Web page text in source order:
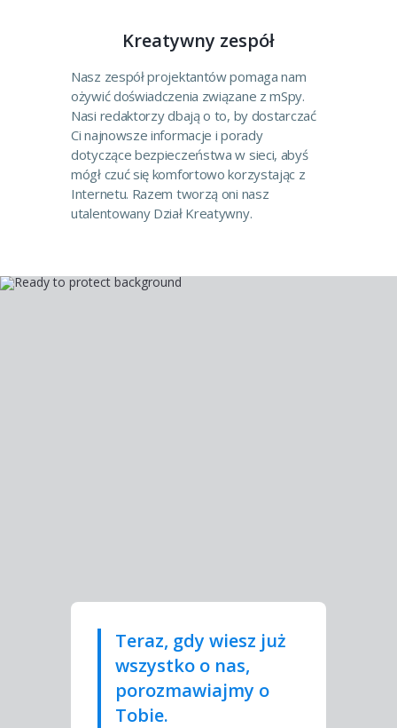
Kreatywny zespół
Nasz zespół projektantów pomaga nam
ożywić doświadczenia związane z mSpy.
Nasi redaktorzy dbają o to, by dostarczać
Ci najnowsze informacje i porady
dotyczące bezpieczeństwa w sieci, abyś
mógł czuć się komfortowo korzystając z
Internetu. Razem tworzą oni nasz
utalentowany Dział Kreatywny.
Teraz, gdy wiesz już
wszystko o nas,
porozmawiajmy o
Tobie.